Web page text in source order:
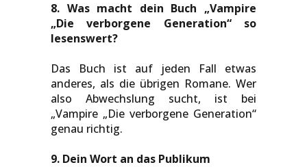
8. Was macht dein Buch „Vampire
„Die verborgene Generation“ so
lesenswert?
Das Buch ist auf jeden Fall etwas
anderes, als die übrigen Romane. Wer
also Abwechslung sucht, ist bei
„Vampire „Die verborgene Generation“
genau richtig.
9. Dein Wort an das Publikum